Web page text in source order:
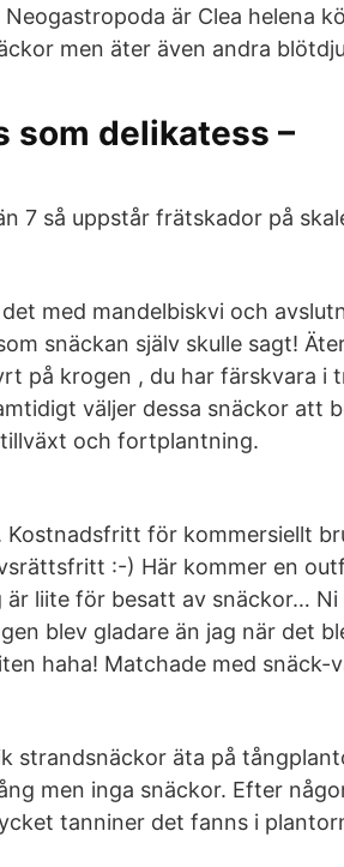
är Clea helena
men äter även andra
som delikatess –
7 så uppstår frätskador på
med mandelbiskvi och
snäckan själv skulle sagt!
på krogen , du har färskvara i
väljer dessa snäckor att
och fortplantning.
Kostnadsfritt för kommersiellt
:-) Här kommer en
liite för besatt av snäckor… Ni
blev gladare än jag när det
haha! Matchade med snäck-
strandsnäckor äta på
men inga snäckor. Efter
tanniner det fanns i